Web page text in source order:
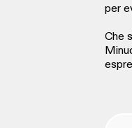
per
Che